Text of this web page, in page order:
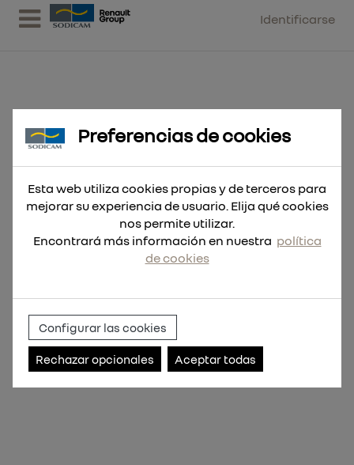
Identificarse
Broca RED HEX Shockwave™
HSS-G Tin 5mm
Preferencias de cookies
Esta web utiliza cookies propias y de terceros para
mejorar su experiencia de usuario. Elija qué cookies
nos permite utilizar.
Encontrará más información en nuestra política
de cookies
Configurar las cookies
Rechazar opcionales Aceptar todas